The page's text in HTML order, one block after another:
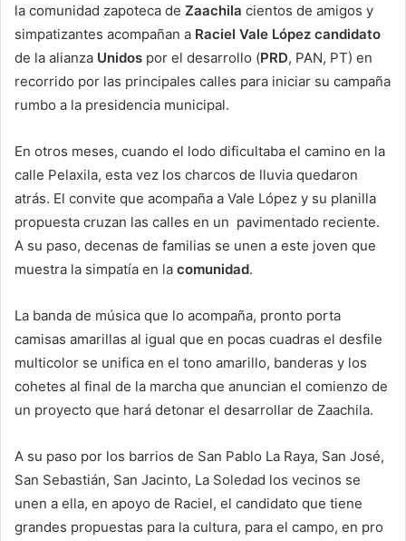
la comunidad zapoteca de Zaachila cientos de amigos y
simpatizantes acompañan a Raciel Vale López candidato
de la alianza Unidos por el desarrollo (PRD, PAN, PT) en
recorrido por las principales calles para iniciar su campaña
rumbo a la presidencia municipal.
En otros meses, cuando el lodo dificultaba el camino en la
calle Pelaxila, esta vez los charcos de lluvia quedaron
atrás. El convite que acompaña a Vale López y su planilla
propuesta cruzan las calles en un pavimentado reciente.
A su paso, decenas de familias se unen a este joven que
muestra la simpatía en la comunidad.
La banda de música que lo acompaña, pronto porta
camisas amarillas al igual que en pocas cuadras el desfile
multicolor se unifica en el tono amarillo, banderas y los
cohetes al final de la marcha que anuncian el comienzo de
un proyecto que hará detonar el desarrollar de Zaachila.
A su paso por los barrios de San Pablo La Raya, San José,
San Sebastián, San Jacinto, La Soledad los vecinos se
unen a ella, en apoyo de Raciel, el candidato que tiene
grandes propuestas para la cultura, para el campo, en pro